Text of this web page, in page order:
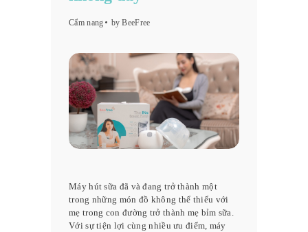
Cẩm nang by BeeFree
Máy hút sữa đã và đang trở thành một
trong những món đồ không thể thiếu với
mẹ trong con đường trở thành mẹ bỉm sữa.
Với sự tiện lợi cùng nhiều ưu điểm, máy